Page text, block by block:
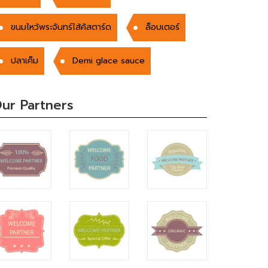
ขนมไหว้พระจันทร์ไส้คัสตาร์ด ล็อบเตอร์
ปลาเค็ม Demi glace sauce
Partners